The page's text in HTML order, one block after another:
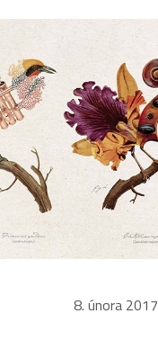
8. února 2017